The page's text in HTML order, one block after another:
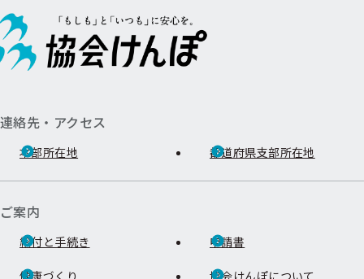
連絡先・アクセス
本部所在地 都道府県支部所在地
ご案内
給付と手続き 申請書
健康づくり 協会けんぽについて